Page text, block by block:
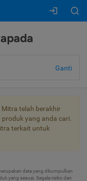
Ganti
telah berakhir
yang anda cari.
terkait untuk
data yang dikumpulkan
yang sesuai. Segala risiko dan